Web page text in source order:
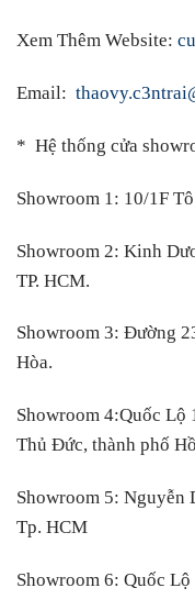
Xem Thêm Website:
Email:
* Hệ thống cửa
Showroom 1: 10/1F
Showroom 2: Kinh
TP. HCM.
Showroom 3: Đường
Hòa.
Showroom 4:Quốc Lộ
Thủ Đức, thành phố
Showroom 5: Nguyễn
Tp. HCM
Showroom 6: Quốc Lộ